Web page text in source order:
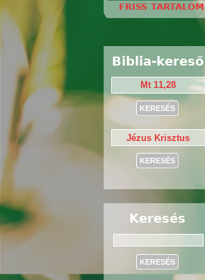
FRISS TARTALOM
Biblia-kereső
Keresés